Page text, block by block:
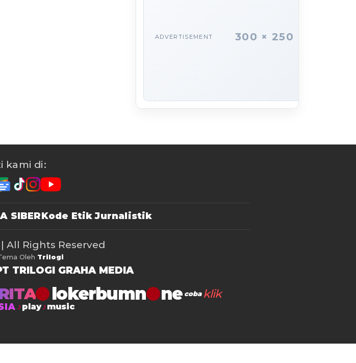
ADVERTISEMENT 300 × 250
kami di:
SIBERKode Etik Jurnalistik
All Rights Reserved
Oleh Trilogi
TRILOGI GRAHA MEDIA
lokerbumn coba klik
play music